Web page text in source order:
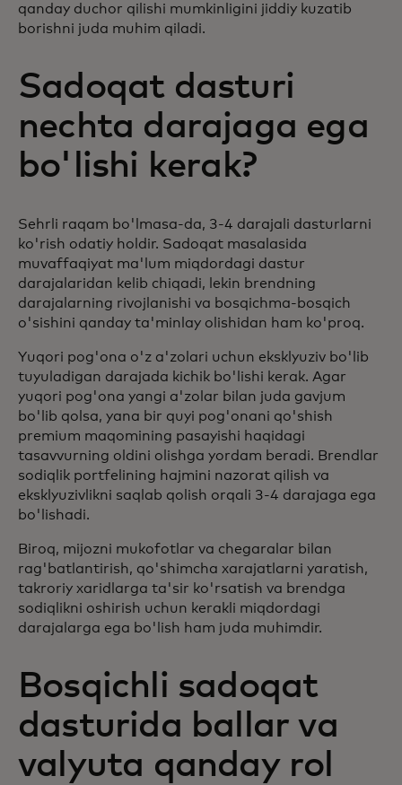
qanday duchor qilishi mumkinligini jiddiy kuzatib
borishni juda muhim qiladi.
Sadoqat dasturi
nechta darajaga ega
bo'lishi kerak?
Sehrli raqam bo'lmasa-da, 3-4 darajali dasturlarni
ko'rish odatiy holdir. Sadoqat masalasida
muvaffaqiyat ma'lum miqdordagi dastur
darajalaridan kelib chiqadi, lekin brendning
darajalarning rivojlanishi va bosqichma-bosqich
o'sishini qanday ta'minlay olishidan ham ko'proq.
Yuqori pog'ona o'z a'zolari uchun eksklyuziv bo'lib
tuyuladigan darajada kichik bo'lishi kerak. Agar
yuqori pog'ona yangi a'zolar bilan juda gavjum
bo'lib qolsa, yana bir quyi pog'onani qo'shish
premium maqomining pasayishi haqidagi
tasavvurning oldini olishga yordam beradi. Brendlar
sodiqlik portfelining hajmini nazorat qilish va
eksklyuzivlikni saqlab qolish orqali 3-4 darajaga ega
bo'lishadi.
Biroq, mijozni mukofotlar va chegaralar bilan
rag'batlantirish, qo'shimcha xarajatlarni yaratish,
takroriy xaridlarga ta'sir ko'rsatish va brendga
sodiqlikni oshirish uchun kerakli miqdordagi
darajalarga ega bo'lish ham juda muhimdir.
Bosqichli sadoqat
dasturida ballar va
valyuta qanday rol